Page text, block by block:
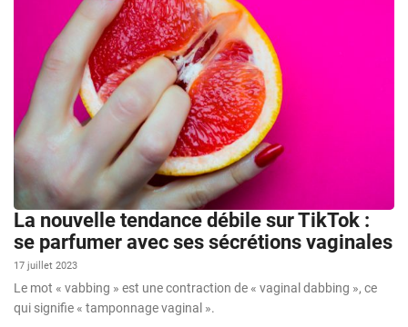
La nouvelle tendance débile sur TikTok :
se parfumer avec ses sécrétions vaginales
17 juillet 2023
Le mot « vabbing » est une contraction de « vaginal dabbing », ce
qui signifie « tamponnage vaginal ».